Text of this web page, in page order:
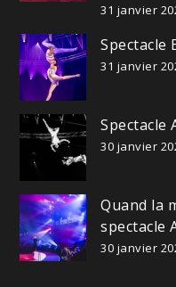
31 janvier
Spectacle
31 janvier
Spectacle
30 janvier
Quand la
spectacle
30 janvier